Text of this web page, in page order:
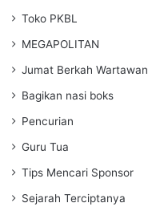
Toko PKBL
MEGAPOLITAN
Jumat Berkah Wartawan
Bagikan nasi boks
Pencurian
Guru Tua
Tips Mencari Sponsor
Sejarah Terciptanya